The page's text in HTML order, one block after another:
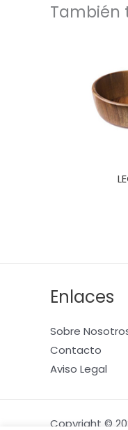
También
Enlaces
Sobre
Contacto
Aviso Legal
Copyright ©